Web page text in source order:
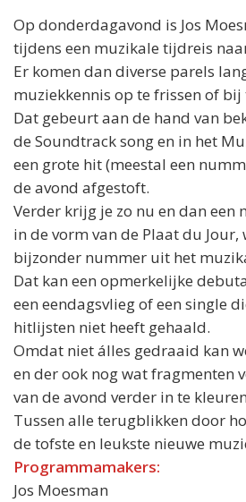
Op donderdagavond is Jos
tijdens een muzikale tijdreis
Er komen dan diverse parels
muziekkennis op te frissen of bij
Dat gebeurt aan de hand van
de Soundtrack song en in het
een grote hit (meestal een
de avond afgestoft.
Verder krijg je zo nu en dan een
in de vorm van de Plaat du Jour,
bijzonder nummer uit het
Dat kan een opmerkelijke
een eendagsvlieg of een single
hitlijsten niet heeft gehaald.
Omdat niet álles gedraaid kan
en der ook nog wat fragmenten
van de avond verder in te
Tussen alle terugblikken door
de tofste en leukste nieuwe
Programmamakers:
Jos Moesman